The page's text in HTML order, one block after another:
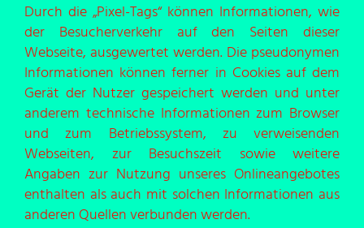
Durch die „Pixel-Tags“ können Informationen, wie
der Besucherverkehr auf den Seiten dieser
Webseite, ausgewertet werden. Die pseudonymen
Informationen können ferner in Cookies auf dem
Gerät der Nutzer gespeichert werden und unter
anderem technische Informationen zum Browser
und zum Betriebssystem, zu verweisenden
Webseiten, zur Besuchszeit sowie weitere
Angaben zur Nutzung unseres Onlineangebotes
enthalten als auch mit solchen Informationen aus
anderen Quellen verbunden werden.